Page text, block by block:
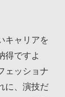
キャリアを
得ですよ
ェッショナ
に、演技だ